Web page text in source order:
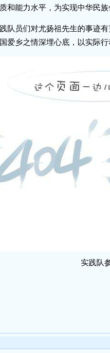
和能力水平，为实现中华民
队员们对尤扬祖先生的事迹
爱乡之情深埋心底，以实际
实践队